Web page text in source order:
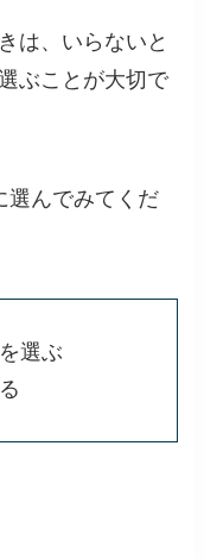
は、いらないと
ぶことが大切で
選んでみてくだ
選ぶ